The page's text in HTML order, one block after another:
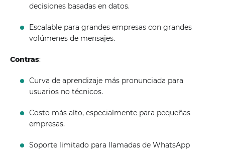
decisiones basadas en datos.
Escalable para grandes empresas con grandes
volúmenes de mensajes.
Contras:
Curva de aprendizaje más pronunciada para
usuarios no técnicos.
Costo más alto, especialmente para pequeñas
empresas.
Soporte limitado para llamadas de WhatsApp